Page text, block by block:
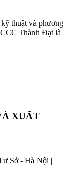
thuật và phương
Thành Đạt là
XUẤT
Sở - Hà Nội |